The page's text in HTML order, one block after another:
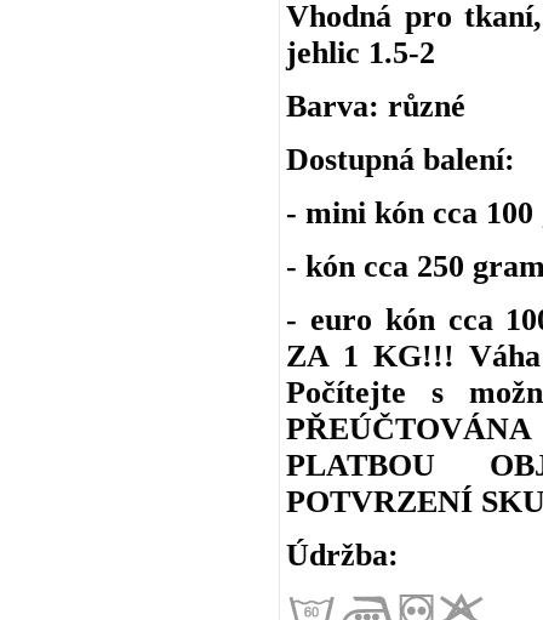
Vhodná pro
jehlic 1.5-2
Barva: různé
Dostupná balení:
- mini kón cca
- kón cca 250
- euro kón cca
ZA 1 KG!!!
Počítejte s
PLATBOU
POTVRZENÍ
Údržba: